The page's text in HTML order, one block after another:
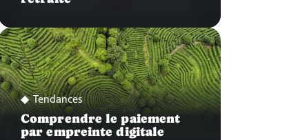
Tendances
Comprendre le paiement
par empreinte digitale